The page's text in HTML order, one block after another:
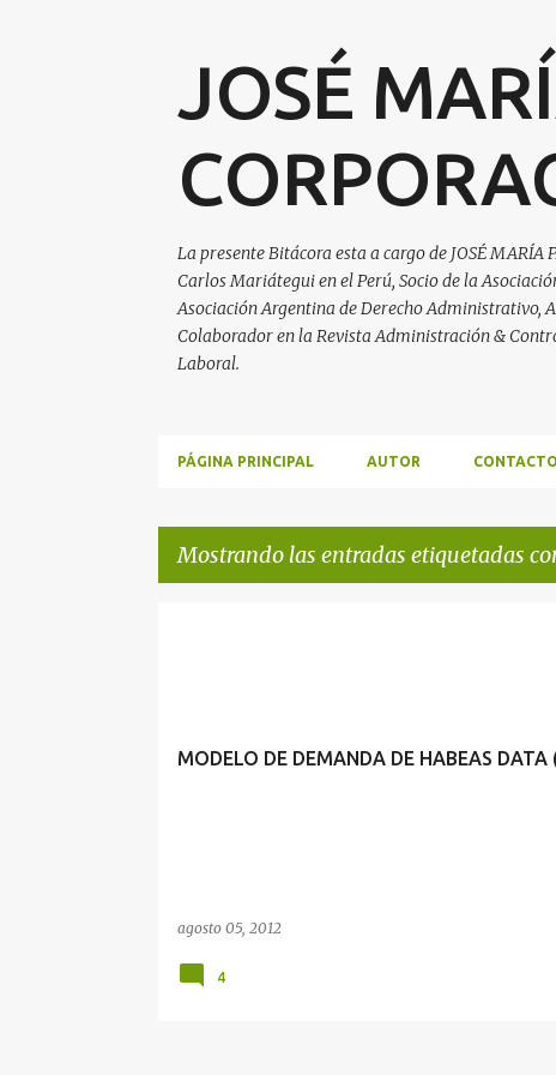
JOSÉ
La presente Bitácora esta a cargo de JOSÉ
Carlos Mariátegui en el Perú, Socio de la
Asociación Argentina de Derecho Administrativo,
Colaborador en la Revista Administración &
Laboral.
PÁGINA PRINCIPAL AUTOR CONTACTO
Mostrando las entradas etiquetadas
MODELO DE DEMANDA DE HABEAS DATA
agosto 05, 2012
4